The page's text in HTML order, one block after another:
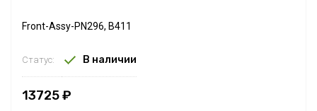
Front-Assy-PN296, B411
Статус: В наличии
13725 ₽